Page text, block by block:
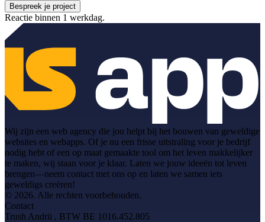
Bespreek je project
Reactie binnen 1 werkdag.
Wij zijn een web agency die jou helpt bij het bouwen van geweldige
websites en webapps. Of je nu een frisse uitstraling voor je bedrijf
nodig hebt of een op maat gemaakte tool om het leven makkelijker
te maken, wij staan voor je klaar. Laten we jouw ideeën tot leven
brengen—neem contact met ons op en laten we samen iets
geweldigs creëren!
© 2026. Alle rechten voorbehouden.
Contact
Trush Andrii , BTW BE 1016.452.805